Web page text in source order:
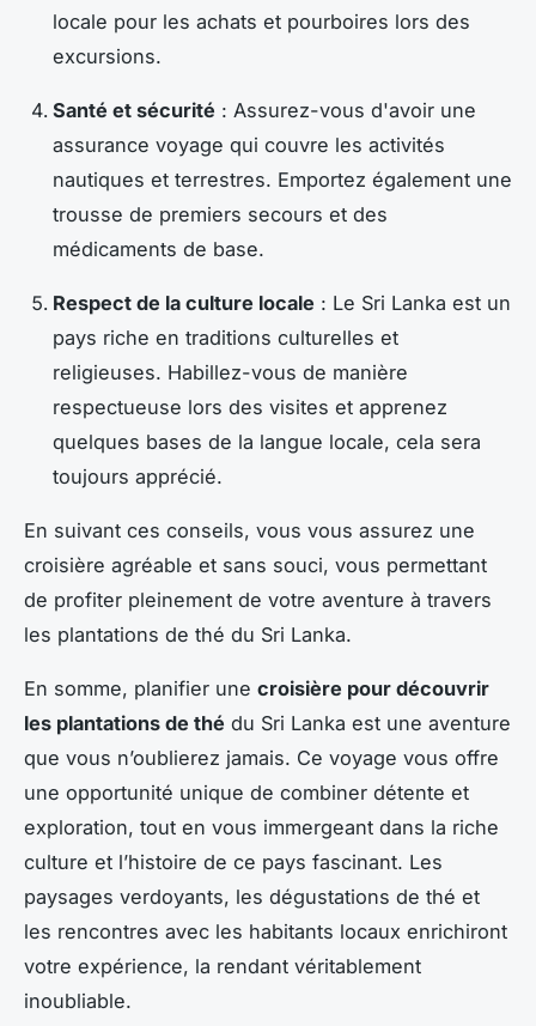
locale pour les achats et pourboires lors des
excursions.
Santé et sécurité : Assurez-vous d'avoir une
assurance voyage qui couvre les activités
nautiques et terrestres. Emportez également une
trousse de premiers secours et des
médicaments de base.
Respect de la culture locale : Le Sri Lanka est un
pays riche en traditions culturelles et
religieuses. Habillez-vous de manière
respectueuse lors des visites et apprenez
quelques bases de la langue locale, cela sera
toujours apprécié.
En suivant ces conseils, vous vous assurez une
croisière agréable et sans souci, vous permettant
de profiter pleinement de votre aventure à travers
les plantations de thé du Sri Lanka.
En somme, planifier une croisière pour découvrir
les plantations de thé du Sri Lanka est une aventure
que vous n’oublierez jamais. Ce voyage vous offre
une opportunité unique de combiner détente et
exploration, tout en vous immergeant dans la riche
culture et l’histoire de ce pays fascinant. Les
paysages verdoyants, les dégustations de thé et
les rencontres avec les habitants locaux enrichiront
votre expérience, la rendant véritablement
inoubliable.